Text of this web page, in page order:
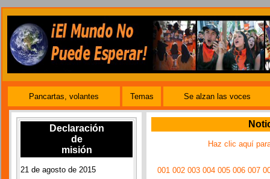
Pancartas, volantes Temas Se alzan las voces
Declaración
de
misión
21 de agosto de 2015
Haz clic aquí
001 002 003 004 005 006 007